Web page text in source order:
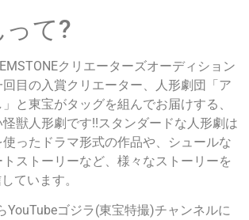
て?
クリエーターズオーディション
目の入賞クリエーター、人形劇団「ア
と東宝がタッグを組んでお届けする、
獣人形劇です!!スタンダードな人形劇は
ったドラマ形式の作品や、シュールな
ストーリーなど、様々なストーリーを
ています。
YouTubeゴジラ(東宝特撮)チャンネルに